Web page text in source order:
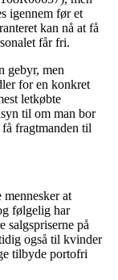
igennem før et
kan nå at få
får fri.
gebyr, men
for en konkret
letkøbte
til om man bor
fragtmanden til
at
følgelig har
salgspriserne på
også til kvinder
tilbyde portofri